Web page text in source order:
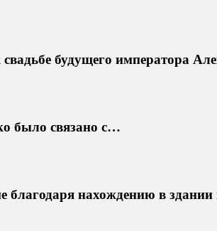
будущего императора
было связано с…
благодаря нахождению в